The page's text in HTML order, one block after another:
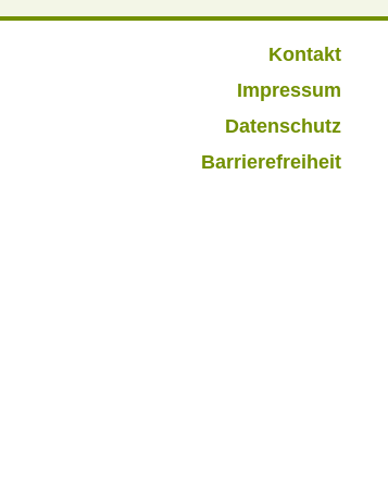
Kontakt
Impressum
Datenschutz
Barrierefreiheit